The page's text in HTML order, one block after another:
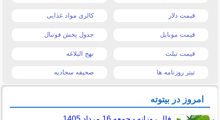
قیمت دلار کالری مواد غذایی
قیمت موبایل جدول پخش فوتبال
قیمت تبلت نهج البلاغه
تیتر روزنامه ها صحیفه سجادیه
امروز در بیتوته